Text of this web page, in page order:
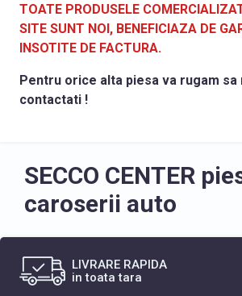
TOATE PRODUSELE
SITE SUNT NOI, BENEFICIAZA DE
INSOTITE DE FACTURA.
Pentru orice alta piesa va rugam sa
contactati !
SECCO CENTER
caroserii auto
LIVRARE RAPIDA
in toata tara